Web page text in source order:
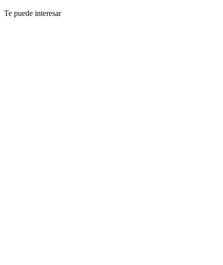
Te puede interesar